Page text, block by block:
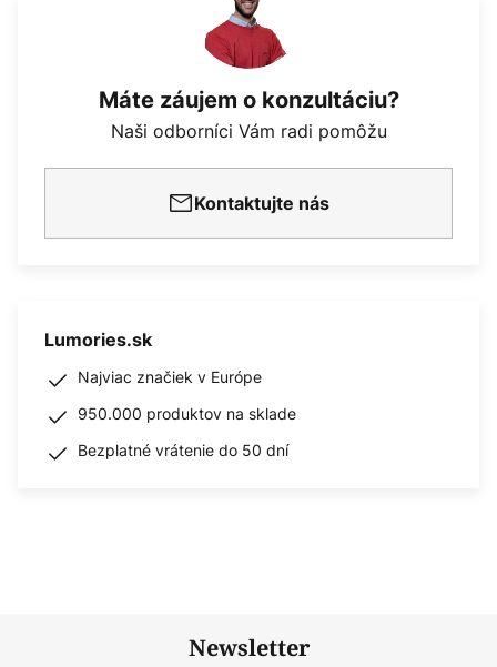
Máte záujem o konzultáciu?
Naši odborníci Vám radi pomôžu
Kontaktujte nás
Lumories.sk
Najviac značiek v Európe
950.000 produktov na sklade
Bezplatné vrátenie do 50 dní
Newsletter